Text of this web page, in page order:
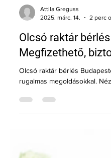
2025. márc. 14.
2 perc
Olcsó raktár
Megfizethető,
Olcsó raktár bérlés
rugalmas megoldásokkal.